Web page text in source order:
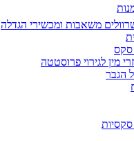
משאבות ומכשירי הגדלה
סקס
מין לגירוי פרוסטטה
הגבר